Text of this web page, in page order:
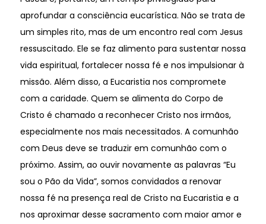
aprofundar a consciência eucarística. Não se trata de
um simples rito, mas de um encontro real com Jesus
ressuscitado. Ele se faz alimento para sustentar nossa
vida espiritual, fortalecer nossa fé e nos impulsionar à
missão. Além disso, a Eucaristia nos compromete
com a caridade. Quem se alimenta do Corpo de
Cristo é chamado a reconhecer Cristo nos irmãos,
especialmente nos mais necessitados. A comunhão
com Deus deve se traduzir em comunhão com o
próximo. Assim, ao ouvir novamente as palavras “Eu
sou o Pão da Vida”, somos convidados a renovar
nossa fé na presença real de Cristo na Eucaristia e a
nos aproximar desse sacramento com maior amor e